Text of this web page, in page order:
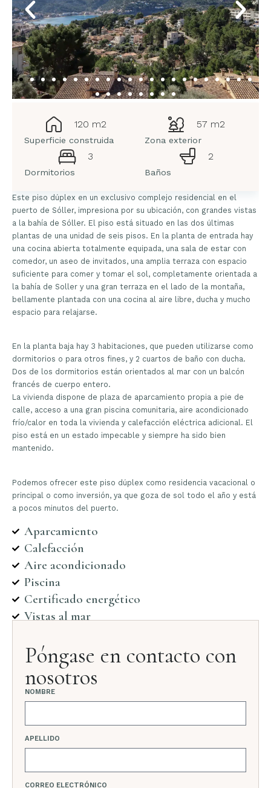
120 m2
Superficie construida
57 m2
Zona exterior
3
Dormitorios
2
Baños
Este piso dúplex en un exclusivo complejo residencial en el
puerto de Sóller, impresiona por su ubicación, con grandes vistas
a la bahía de Sóller. El piso está situado en las dos últimas
plantas de una unidad de seis pisos. En la planta de entrada hay
una cocina abierta totalmente equipada, una sala de estar con
comedor, un aseo de invitados, una amplia terraza con espacio
suficiente para comer y tomar el sol, completamente orientada a
la bahía de Soller y una gran terraza en el lado de la montaña,
bellamente plantada con una cocina al aire libre, ducha y mucho
espacio para relajarse.
En la planta baja hay 3 habitaciones, que pueden utilizarse como
dormitorios o para otros fines, y 2 cuartos de baño con ducha.
Dos de los dormitorios están orientados al mar con un balcón
francés de cuerpo entero.
La vivienda dispone de plaza de aparcamiento propia a pie de
calle, acceso a una gran piscina comunitaria, aire acondicionado
frío/calor en toda la vivienda y calefacción eléctrica adicional. El
piso está en un estado impecable y siempre ha sido bien
mantenido.
Podemos ofrecer este piso dúplex como residencia vacacional o
principal o como inversión, ya que goza de sol todo el año y está
a pocos minutos del puerto.
Aparcamiento
Calefacción
Aire acondicionado
Piscina
Certificado energético
Vistas al mar
Póngase en contacto con
nosotros
NOMBRE
APELLIDO
CORREO ELECTRÓNICO